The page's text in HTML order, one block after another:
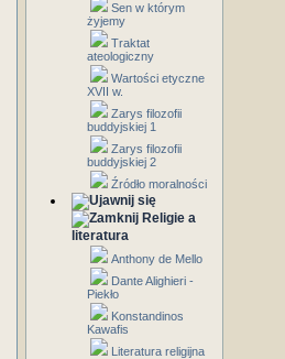
Sen w którym
żyjemy
Traktat
ateologiczny
Wartości etyczne
XVII w.
Zarys filozofii
buddyjskiej 1
Zarys filozofii
buddyjskiej 2
Źródło moralności
Religie a
literatura
Anthony de Mello
Dante Alighieri -
Piekło
Konstandinos
Kawafis
Literatura religijna